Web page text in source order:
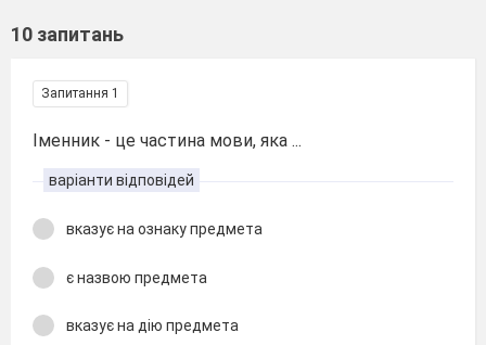
10 запитань
Запитання 1
Іменник - це частина мови, яка ...
варіанти відповідей
вказує на ознаку предмета
є назвою предмета
вказує на дію предмета